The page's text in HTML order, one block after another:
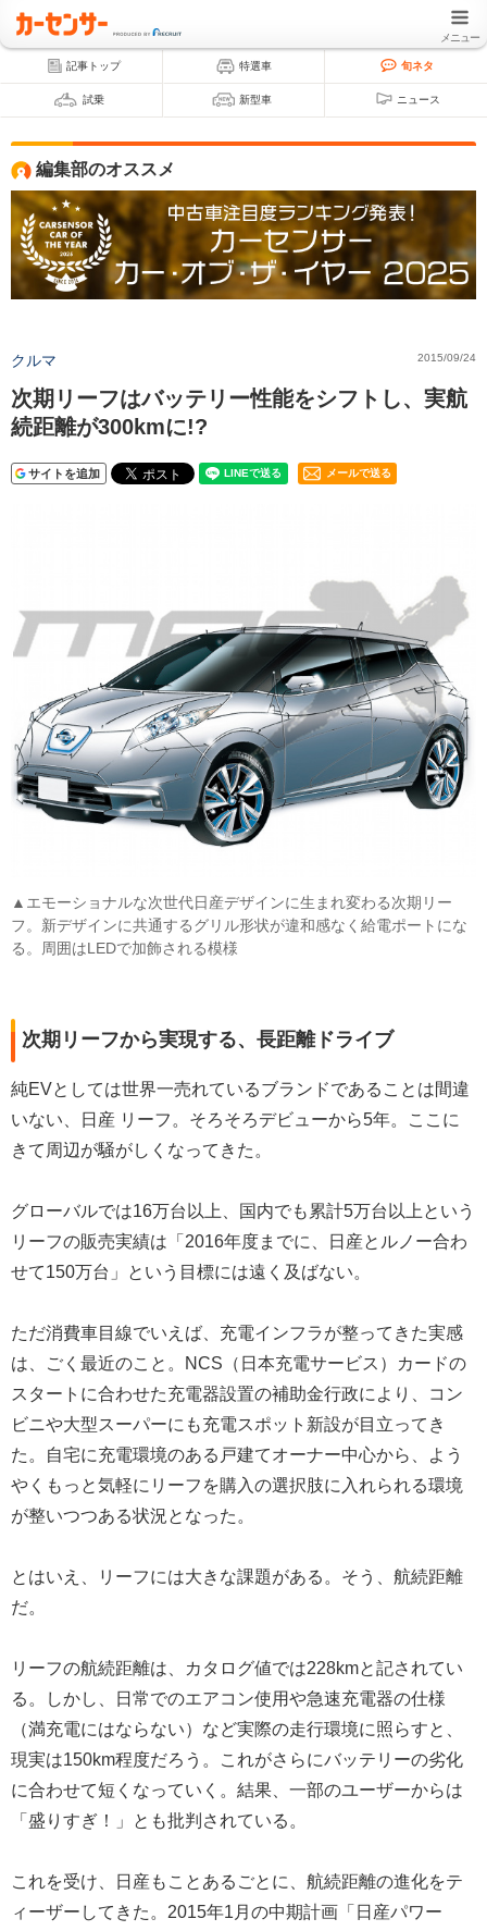
メニュー
記事トップ 特選車 旬ネタ
試乗 新型車 ニュース
編集部のオススメ
クルマ 2015/09/24
次期リーフはバッテリー性能をシフトし、実航
続距離が300kmに!?
サイトを追加 メールで送る
▲エモーショナルな次世代日産デザインに生まれ変わる次期リー
フ。新デザインに共通するグリル形状が違和感なく給電ポートにな
る。周囲はLEDで加飾される模様
次期リーフから実現する、長距離ドライブ
純EVとしては世界一売れているブランドであることは間違
いない、日産 リーフ。そろそろデビューから5年。ここに
きて周辺が騒がしくなってきた。
グローバルでは16万台以上、国内でも累計5万台以上という
リーフの販売実績は「2016年度までに、日産とルノー合わ
せて150万台」という目標には遠く及ばない。
ただ消費車目線でいえば、充電インフラが整ってきた実感
は、ごく最近のこと。NCS（日本充電サービス）カードの
スタートに合わせた充電器設置の補助金行政により、コン
ビニや大型スーパーにも充電スポット新設が目立ってき
た。自宅に充電環境のある戸建てオーナー中心から、よう
やくもっと気軽にリーフを購入の選択肢に入れられる環境
が整いつつある状況となった。
とはいえ、リーフには大きな課題がある。そう、航続距離
だ。
リーフの航続距離は、カタログ値では228kmと記されてい
る。しかし、日常でのエアコン使用や急速充電器の仕様
（満充電にはならない）など実際の走行環境に照らすと、
現実は150km程度だろう。これがさらにバッテリーの劣化
に合わせて短くなっていく。結果、一部のユーザーからは
「盛りすぎ！」とも批判されている。
これを受け、日産もことあるごとに、航続距離の進化をテ
ィーザーしてきた。2015年1月の中期計画「日産パワー